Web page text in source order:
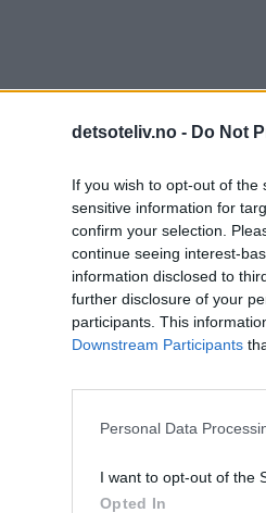
detsoteliv.no - Do Not
If you wish to opt-out of
sensitive information for
confirm your selection.
continue seeing interest-
information disclosed to
further disclosure of your
participants. This
Downstream Participants
Personal Data
I want to opt-out of the
Opted In
a Cup